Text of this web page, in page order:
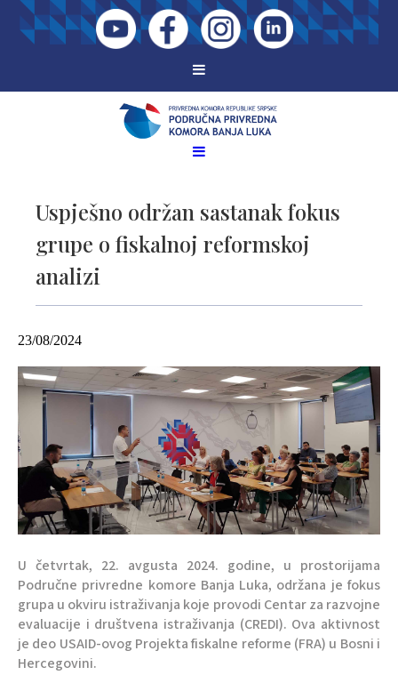
Uspješno održan sastanak fokus
grupe o fiskalnoj reformskoj
analizi
23/08/2024
U četvrtak, 22. avgusta 2024. godine, u prostorijama
Područne privredne komore Banja Luka, održana je fokus
grupa u okviru istraživanja koje provodi Centar za razvojne
evaluacije i društvena istraživanja (CREDI). Ova aktivnost
je deo USAID-ovog Projekta fiskalne reforme (FRA) u Bosni i
Hercegovini.